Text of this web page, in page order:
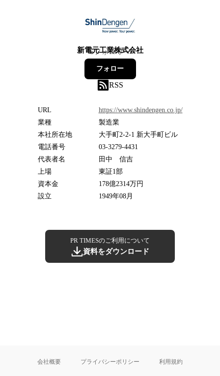
新電元工業株式会社
6フォロワー
フォロー
RSS
URL
https://www.shindengen.co.jp/
業種
製造業
本社所在地
大手町2-2-1 新大手町ビル
電話番号
03-3279-4431
代表者名
田中 信吉
上場
東証1部
資本金
178億2314万円
設立
1949年08月
PR TIMESのご利用について
資料をダウンロード
会社概要 プライバシーポリシー 利用規約